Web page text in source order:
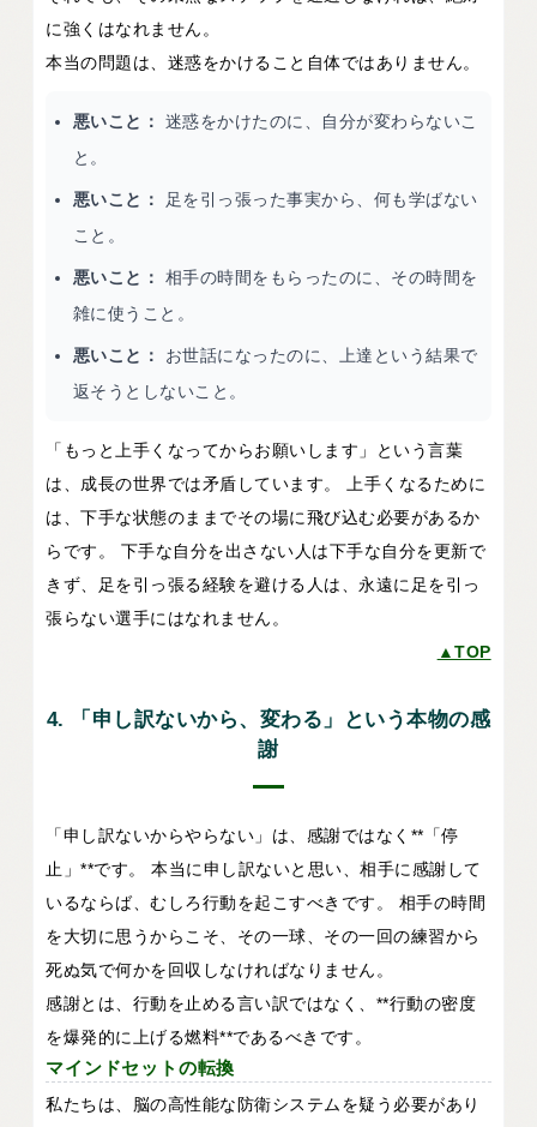
に強くはなれません。
本当の問題は、迷惑をかけること自体ではありません。
悪いこと：
迷惑をかけたのに、自分が変わらないこ
と。
悪いこと：
足を引っ張った事実から、何も学ばない
こと。
悪いこと：
相手の時間をもらったのに、その時間を
雑に使うこと。
悪いこと：
お世話になったのに、上達という結果で
返そうとしないこと。
「もっと上手くなってからお願いします」という言葉
は、成長の世界では矛盾しています。 上手くなるために
は、下手な状態のままでその場に飛び込む必要があるか
らです。 下手な自分を出さない人は下手な自分を更新で
きず、足を引っ張る経験を避ける人は、永遠に足を引っ
張らない選手にはなれません。
▲TOP
4. 「申し訳ないから、変わる」という本物の感
謝
「申し訳ないからやらない」は、感謝ではなく**「停
止」**です。 本当に申し訳ないと思い、相手に感謝して
いるならば、むしろ行動を起こすべきです。 相手の時間
を大切に思うからこそ、その一球、その一回の練習から
死ぬ気で何かを回収しなければなりません。
感謝とは、行動を止める言い訳ではなく、**行動の密度
を爆発的に上げる燃料**であるべきです。
マインドセットの転換
私たちは、脳の高性能な防衛システムを疑う必要があり